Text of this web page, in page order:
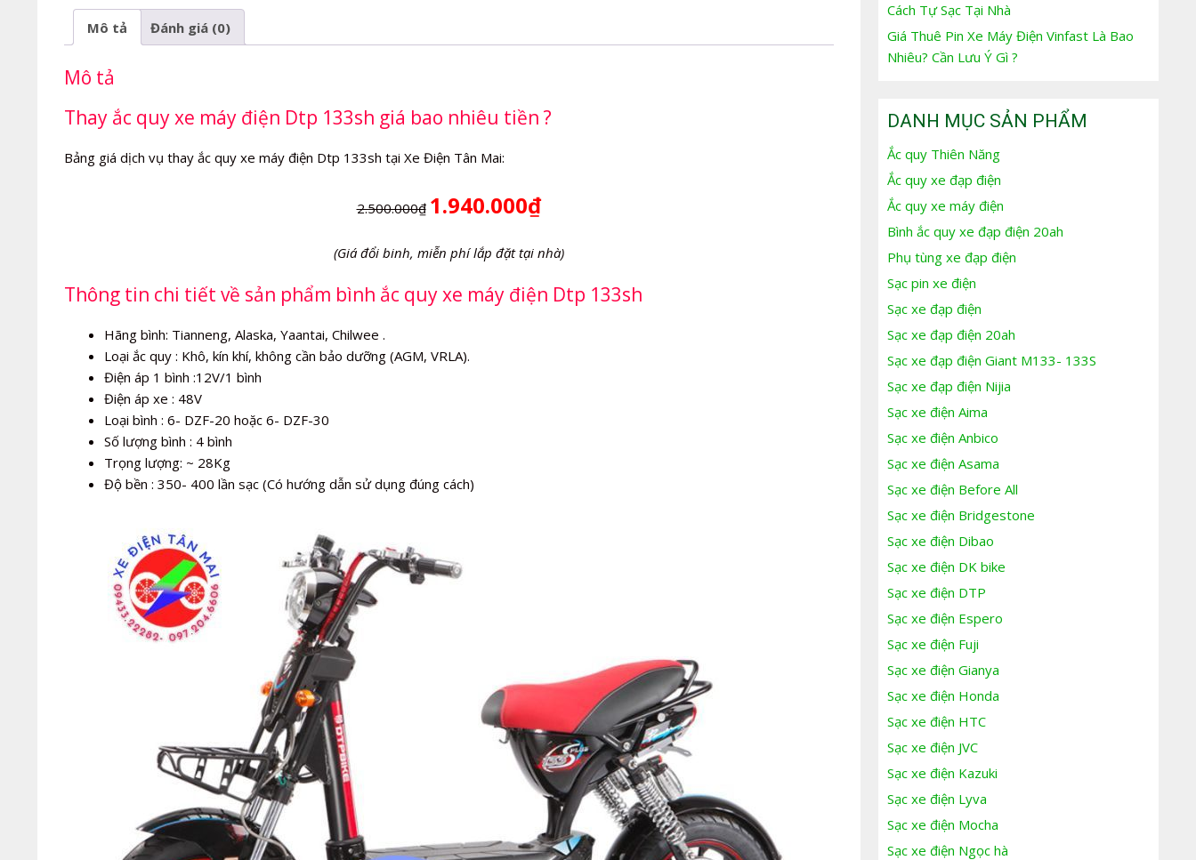
Mô tả Đánh giá (0)
Mô tả
Thay ắc quy xe máy điện Dtp 133sh giá bao nhiêu tiền ?
Bảng giá dịch vụ thay ắc quy xe máy điện Dtp 133sh tại Xe Điện Tân Mai:
2.500.000₫ 1.940.000₫
(Giá đổi binh, miễn phí lắp đặt tại nhà)
Thông tin chi tiết về sản phẩm bình ắc quy xe máy điện Dtp 133sh
Hãng bình: Tianneng, Alaska, Yaantai, Chilwee .
Loại ắc quy : Khô, kín khí, không cần bảo dưỡng (AGM, VRLA).
Điện áp 1 bình :12V/1 bình
Điện áp xe : 48V
Loại bình : 6- DZF-20 hoặc 6- DZF-30
Số lượng bình : 4 bình
Trọng lượng: ~ 28Kg
Độ bền : 350- 400 lần sạc (Có hướng dẫn sử dụng đúng cách)
Cách Tự Sạc Tại Nhà
Giá Thuê Pin Xe Máy Điện Vinfast Là Bao
Nhiêu? Cần Lưu Ý Gì ?
DANH MỤC SẢN PHẨM
Ắc quy Thiên Năng
Ắc quy xe đạp điện
Ắc quy xe máy điện
Bình ắc quy xe đạp điện 20ah
Phụ tùng xe đạp điện
Sạc pin xe điện
Sạc xe đạp điện
Sạc xe đạp điện 20ah
Sạc xe đạp điện Giant M133- 133S
Sạc xe đạp điện Nijia
Sạc xe điện Aima
Sạc xe điện Anbico
Sạc xe điện Asama
Sạc xe điện Before All
Sạc xe điện Bridgestone
Sạc xe điện Dibao
Sạc xe điện DK bike
Sạc xe điện DTP
Sạc xe điện Espero
Sạc xe điện Fuji
Sạc xe điện Gianya
Sạc xe điện Honda
Sạc xe điện HTC
Sạc xe điện JVC
Sạc xe điện Kazuki
Sạc xe điện Lyva
Sạc xe điện Mocha
Sạc xe điện Ngọc hà